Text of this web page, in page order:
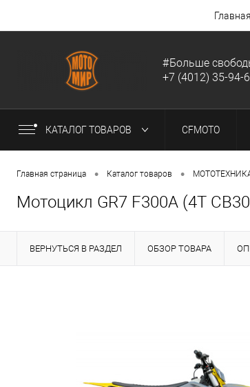
Главная
#Больше
+7 (4012) 35-94-
КАТАЛОГ ТОВАРОВ CFMOTO
Главная страница • Каталог товаров •
Мотоцикл GR7 F300A (4T
ВЕРНУТЬСЯ В РАЗДЕЛ ОБЗОР ТОВАРА